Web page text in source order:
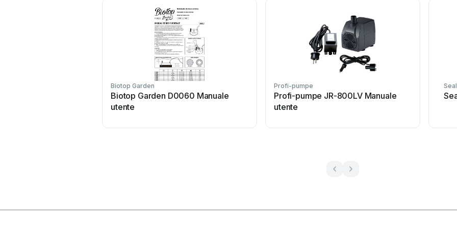
Biotop Garden
Biotop Garden D0060 Manuale
utente
Profi-pumpe
Profi-pumpe JR-800LV Manuale
utente